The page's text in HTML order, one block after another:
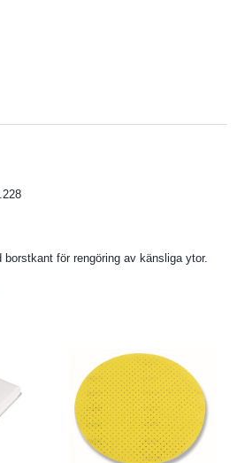
för rengöring av känsliga ytor.